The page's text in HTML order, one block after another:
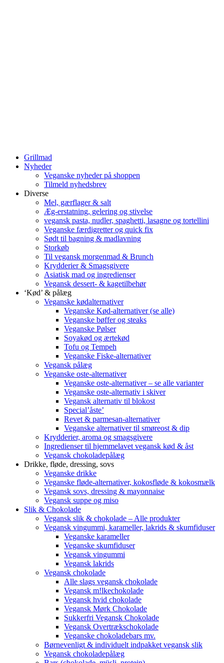
Grillmad
Nyheder
Veganske nyheder på shoppen
Tilmeld nyhedsbrev
Diverse
Mel, gærflager & salt
Æg-erstatning, gelering og stivelse
vegansk pasta, nudler, spaghetti, lasagne og tortellini
Veganske færdigretter og quick fix
Sødt til bagning & madlavning
Storkøb
Til vegansk morgenmad & Brunch
Krydderier & Smagsgivere
Asiatisk mad og ingredienser
Vegansk dessert- & kagetilbehør
‘Kød’ & pålæg
Veganske kødalternativer
Veganske Kød-alternativer (se alle)
Veganske bøffer og steaks
Veganske Pølser
Soyakød og ærtekød
Tofu og Tempeh
Veganske Fiske-alternativer
Vegansk pålæg
Veganske oste-alternativer
Veganske oste-alternativer – se alle varianter
Veganske oste-alternativ i skiver
Vegansk alternativ til blokost
Special’åste’
Revet & parmesan-alternativer
Veganske alternativer til smøreost & dip
Krydderier, aroma og smagsgivere
Ingredienser til hjemmelavet vegansk kød & åst
Vegansk chokoladepålæg
Drikke, fløde, dressing, sovs
Veganske drikke
Veganske fløde-alternativer, kokosfløde & kokosmælk
Vegansk sovs, dressing & mayonnaise
Vegansk suppe og miso
Slik & Chokolade
Vegansk slik & chokolade – Alle produkter
Vegansk vingummi, karameller, lakrids & skumfiduser
Veganske karameller
Veganske skumfiduser
Vegansk vingummi
Vegansk lakrids
Vegansk chokolade
Alle slags vegansk chokolade
Vegansk m!lkechokolade
Vegansk hvid chokolade
Vegansk Mørk Chokolade
Sukkerfri Vegansk Chokolade
Vegansk Overtrækschokolade
Veganske chokoladebars mv.
Børnevenligt & individuelt indpakket vegansk slik
Vegansk chokoladepålæg